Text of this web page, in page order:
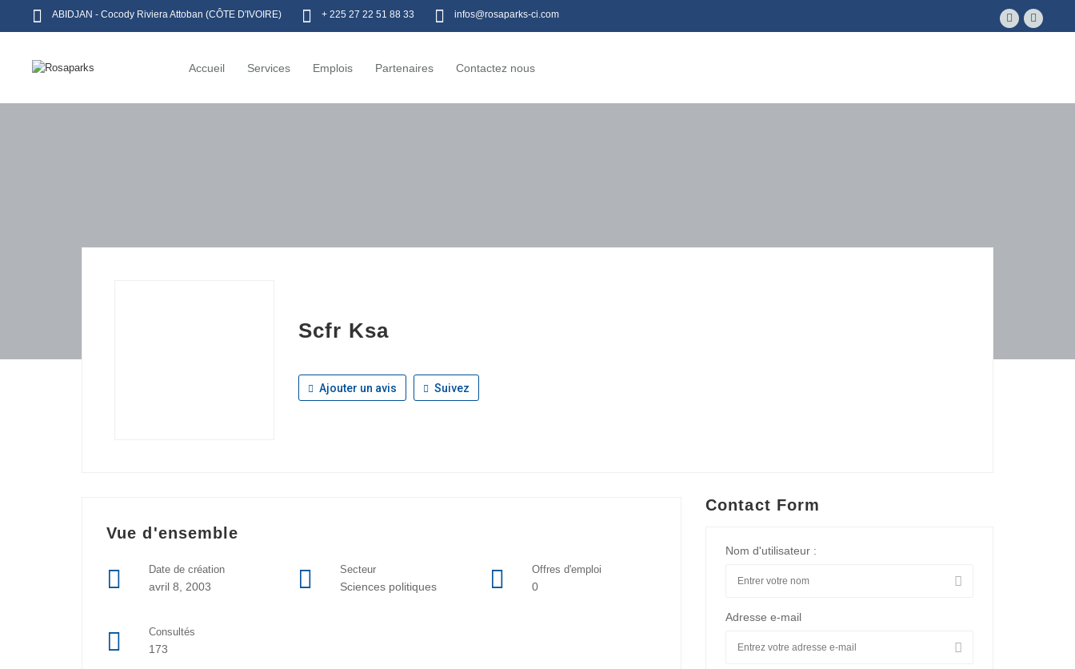
ABIDJAN - Cocody Riviera Attoban (CÔTE D'IVOIRE) + 225 27 22 51 88 33 infos@rosaparks-ci.com
Accueil Services Emplois Partenaires Contactez nous
Scfr Ksa
Ajouter un avis Suivez
Vue d'ensemble
Date de création
avril 8, 2003
Secteur
Sciences politiques
Offres d'emploi
0
Consultés
173
Contact Form
Nom d'utilisateur :
Adresse e-mail